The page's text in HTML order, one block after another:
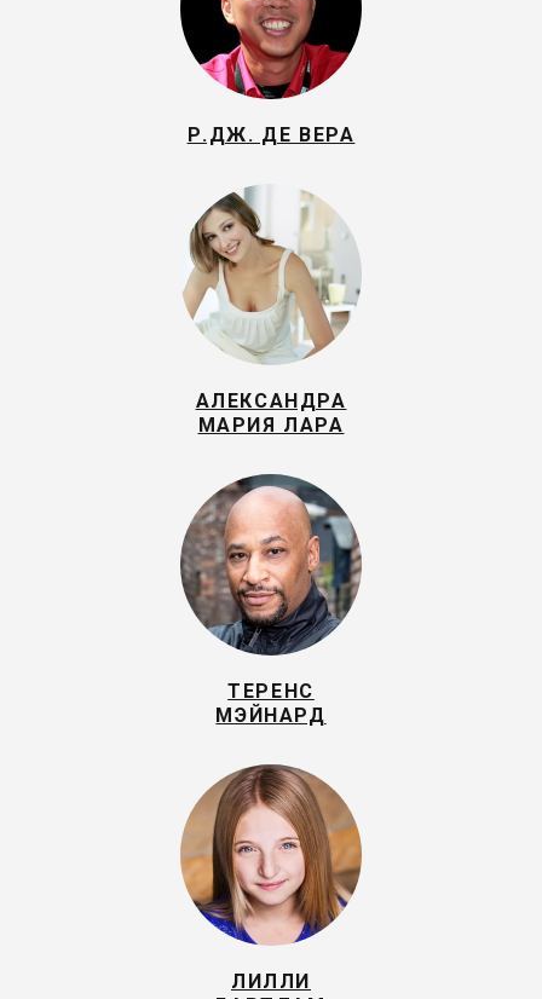
Р.ДЖ. ДЕ ВЕРА
АЛЕКСАНДРА
МАРИЯ ЛАРА
ТЕРЕНС
МЭЙНАРД
ЛИЛЛИ